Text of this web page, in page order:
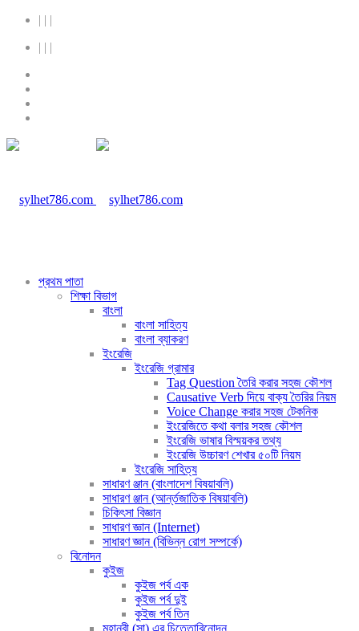
| | |
| | |
প্রথম পাতা
শিক্ষা বিভাগ
বাংলা
বাংলা সাহিত্য
বাংলা ব্যাকরণ
ইংরেজি
ইংরেজি গ্রামার
Tag Question তৈরি করার সহজ কৌশল
Causative Verb দিয়ে বাক্য তৈরির নিয়ম
Voice Change করার সহজ টেকনিক
ইংরেজিতে কথা বলার সহজ কৌশল
ইংরেজি ভাষার বিস্ময়কর তথ্য
ইংরেজি উচ্চারণ শেখার ৫০টি নিয়ম
ইংরেজি সাহিত্য
সাধারণ ঞ্জান (বাংলাদেশ বিষয়াবলি)
সাধারণ ঞ্জান (আর্ন্তজাতিক বিষয়াবলি)
চিকিৎসা বিজ্ঞান
সাধারণ জ্ঞান (Internet)
সাধারণ জ্ঞান (বিভিন্ন রোগ সম্পর্কে)
বিনোদন
কুইজ
কুইজ পর্ব এক
কুইজ পর্ব দুই
কুইজ পর্ব তিন
মহানবী (সা) এর চিত্তোবিনোদন